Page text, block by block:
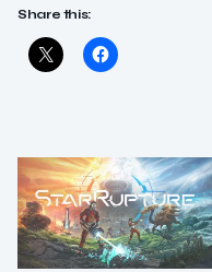
Share this: